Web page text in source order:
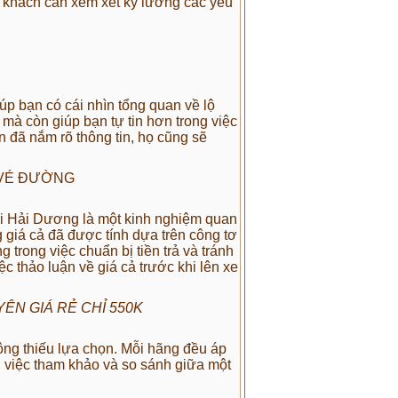
bạn có cái nhìn tổng quan về lộ
còn giúp bạn tự tin hơn trong việc
nắm rõ thông tin, họ cũng sẽ
ĐƯỜNG
Dương là một kinh nghiệm quan
cả đã được tính dựa trên công tơ
trong việc chuẩn bị tiền trả và tránh
thảo luận về giá cả trước khi lên xe
GIÁ RẺ CHỈ 550K
thiếu lựa chọn. Mỗi hãng đều áp
tham khảo và so sánh giữa một